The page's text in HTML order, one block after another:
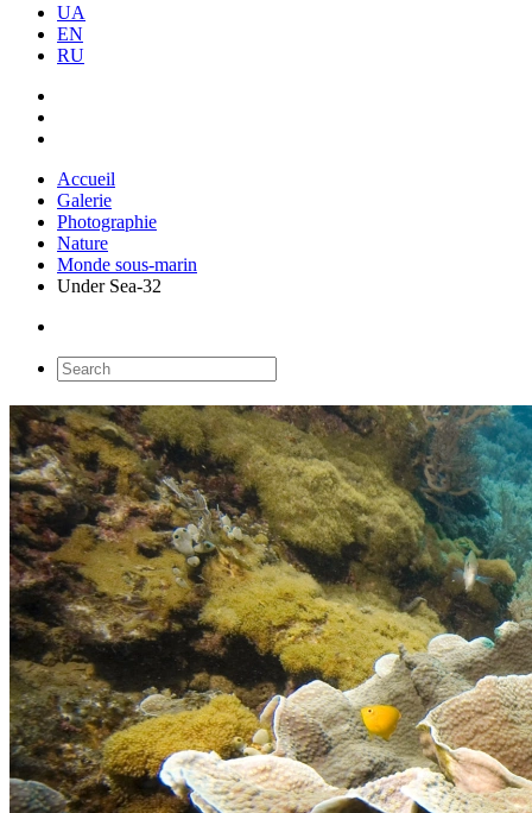
UA
EN
RU
Accueil
Galerie
Photographie
Nature
Monde sous-marin
Under Sea-32